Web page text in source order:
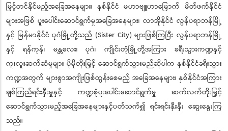
မြှင့်တင်နိုင်မည့်အခြေအနေများ၊ နှစ်နိုင်ငံ မဟာဗျူဟာမြောက် မိတ်ဖက်နိုင်ငံ
များအဖြစ် ပူးပေါင်းဆောင်ရွက်မှုအခြေအနေများ၊ လာအိုနိုင်ငံ လွန်ပရာဘန်မြို့
နှင့် မြန်မာနိုင်ငံ ပုဂံမြို့တို့သည် (Sister City) များဖြစ်ကြပြီး လွန်ပရာဘန်မြို့
နှင့် ရန်ကုန်၊ မန္တလေး၊ ပုဂံ၊ ကျိုင်းတုံမြို့တို့အကြား ခရီးသွားကဏ္ဍနှင့်
ကူးလူးဆက်ဆံမှုများ ပိုမိုတိုးမြှင့် ဆောင်ရွက်သွားမည်ဆိုပါက နှစ်နိုင်ငံခရီးသွား
ကဏ္ဍအတွက် များစွာအကျိုးဖြစ်ထွန်းစေမည့် အခြေအနေများ၊ နှစ်နိုင်ငံအကြား
ချစ်ကြည်ရင်းနှီးမှုနှင့် ကဏ္ဍစုံပူးပေါင်းဆောင်ရွက်မှု ဆက်လက်တိုးမြှင့်
ဆောင်ရွက်သွားမည့်အခြေအနေများနှင့်ပတ်သက်၍ ရင်းရင်းနှီးနှီး ဆွေးနွေးကြ
သည်။